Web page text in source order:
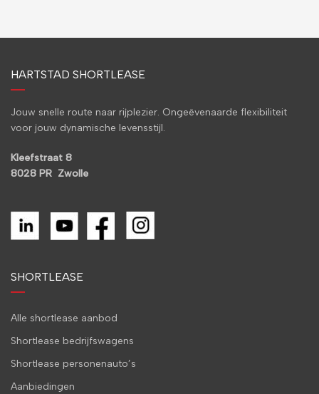
HARTSTAD SHORTLEASE
Jouw snelle route naar rijplezier. Ongeëvenaarde flexibiliteit
voor jouw dynamische levensstijl.
Kleefstraat 8
8028 PR Zwolle
SHORTLEASE
Alle shortlease aanbod
Shortlease bedrijfswagens
Shortlease personenauto’s
Aanbiedingen